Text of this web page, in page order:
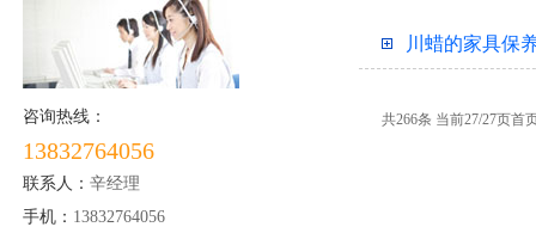
咨询热线：
13832764056
联系人： 辛经理
手机： 13832764056
川蜡的家具保
共266条 当前27/27页首